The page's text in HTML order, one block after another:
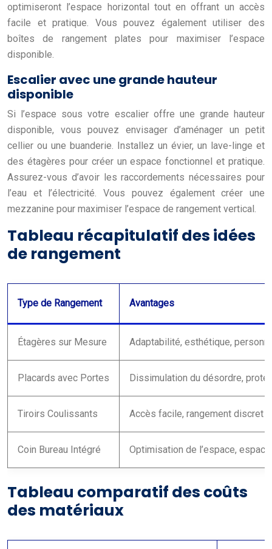
optimiseront l’espace horizontal tout en offrant un accès
facile et pratique. Vous pouvez également utiliser des
boîtes de rangement plates pour maximiser l’espace
disponible.
Escalier avec une grande hauteur
disponible
Si l’espace sous votre escalier offre une grande hauteur
disponible, vous pouvez envisager d’aménager un petit
cellier ou une buanderie. Installez un évier, un lave-linge et
des étagères pour créer un espace fonctionnel et pratique.
Assurez-vous d’avoir les raccordements nécessaires pour
l’eau et l’électricité. Vous pouvez également créer une
mezzanine pour maximiser l’espace de rangement vertical.
Tableau récapitulatif des idées
de rangement
Type de Rangement Avantages
Étagères sur Mesure Adaptabilité, esthétique,
Placards avec Portes Dissimulation du désordre,
Tiroirs Coulissants Accès facile, rangement discret
Coin Bureau Intégré Optimisation de l’espace,
Tableau comparatif des coûts
des matériaux